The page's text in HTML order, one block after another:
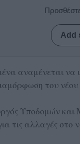
Add
αναμένεται να
του
Υποδομών και
τις αλλαγές στο